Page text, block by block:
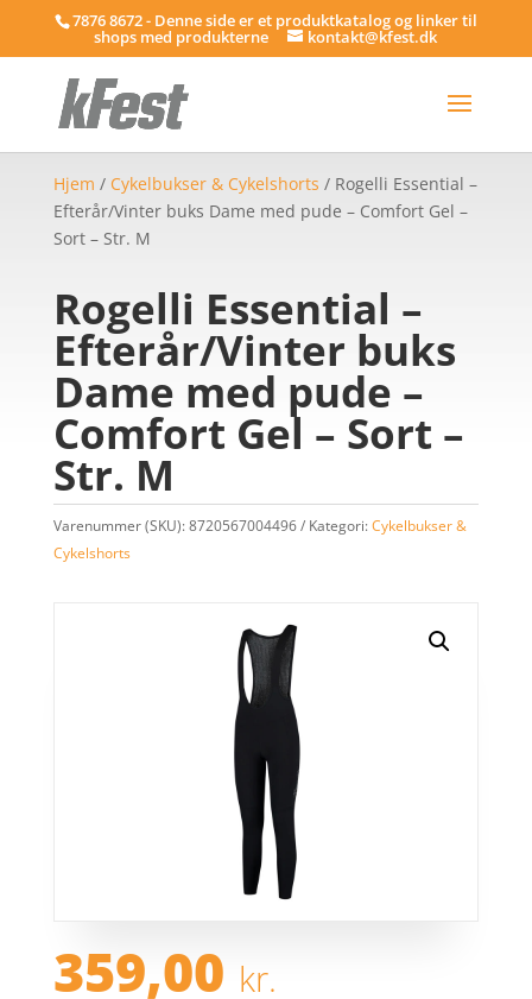
7876 8672 - Denne side er et produktkatalog og linker til
shops med produkterne kontakt@kfest.dk
Hjem / Cykelbukser & Cykelshorts / Rogelli Essential –
Efterår/Vinter buks Dame med pude – Comfort Gel –
Sort – Str. M
Rogelli Essential –
Efterår/Vinter buks
Dame med pude –
Comfort Gel – Sort –
Str. M
Varenummer (SKU):8720567004496 Kategori:Cykelbukser &
Cykelshorts
359,00 kr.